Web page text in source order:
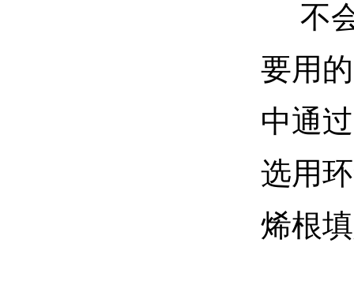
不会
要用
中通
选用
烯根